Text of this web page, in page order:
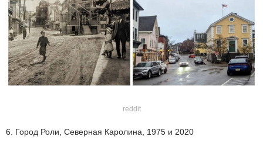
reddit
6. Город Роли, Северная Каролина, 1975 и 2020